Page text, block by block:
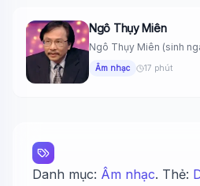
Ngô Thụy Miên
Ngô Thụy Miên (sinh
một...
Âm nhạc 17 phút
Danh mục: Âm nhạc. Thẻ: